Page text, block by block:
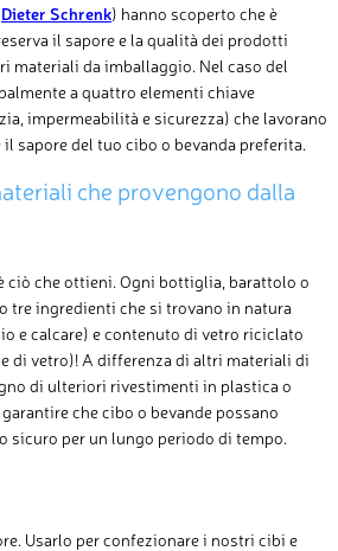
Dieter Schrenk) hanno scoperto che è
il sapore e la qualità dei prodotti
materiali daimballaggio. Nel caso del
aquattro elementi chiave
impermeabilità e sicurezza) che lavorano
sapore del tuo cibo o bevanda preferita.
che provengono dalla
ciò che ottieni. Ogni bottiglia, barattolo o
tre ingredienti che si trovano in natura
e calcare) e contenuto di vetro riciclato
di vetro)! A differenza di altri materiali di
di ulteriori rivestimenti in plastica o
che cibo o bevande possano
sicuro per un lungo periodo di tempo.
Usarlo per confezionare i nostri cibi e